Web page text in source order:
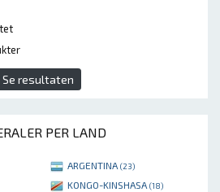
Se resultaten
PER LAND
ARGENTINA (23)
KONGO-KINSHASA (18)